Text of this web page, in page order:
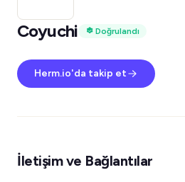
Coyuchi
Doğrulandı
Herm.io'da takip et
İletişim ve Bağlantılar